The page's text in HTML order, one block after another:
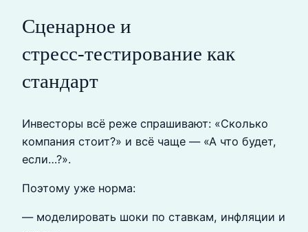
Сценарное и
стресс‑тестирование как
стандарт
Инвесторы всё реже спрашивают: «Сколько
компания стоит?» и всё чаще — «А что будет,
если…?».
Поэтому уже норма:
— моделировать шоки по ставкам, инфляции и